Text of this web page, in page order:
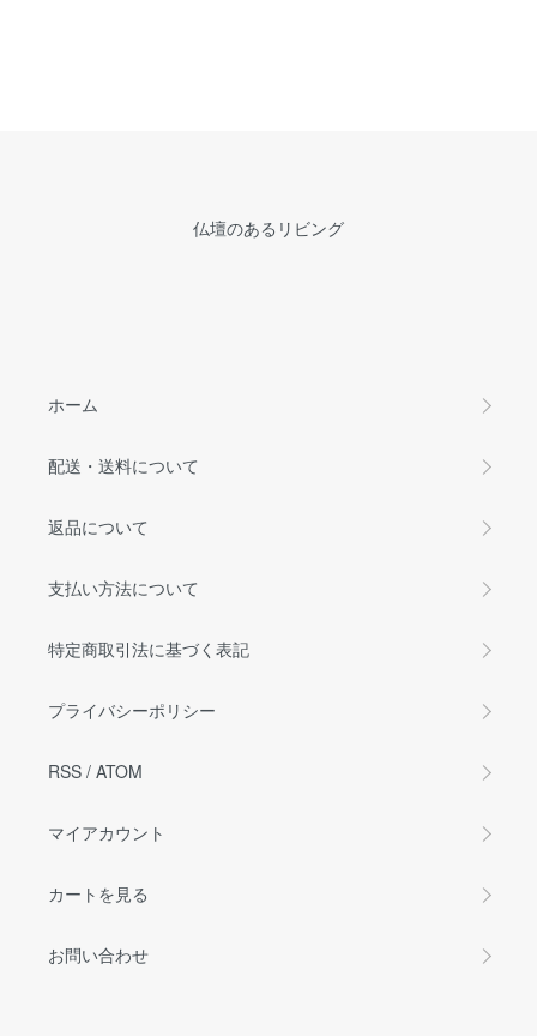
仏壇のあるリビング
ホーム
配送・送料について
返品について
支払い方法について
特定商取引法に基づく表記
プライバシーポリシー
RSS / ATOM
マイアカウント
カートを見る
お問い合わせ